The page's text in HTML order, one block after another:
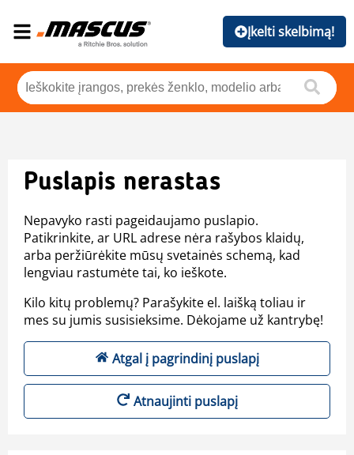
Įkelti skelbimą!
Puslapis nerastas
Nepavyko rasti pageidaujamo puslapio.
Patikrinkite, ar URL adrese nėra rašybos klaidų,
arba peržiūrėkite mūsų svetainės schemą, kad
lengviau rastumėte tai, ko ieškote.
Kilo kitų problemų? Parašykite el. laišką toliau ir
mes su jumis susisieksime. Dėkojame už kantrybę!
Atgal į pagrindinį puslapį
Atnaujinti puslapį